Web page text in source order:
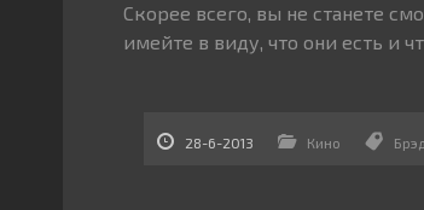
Скорее всего, вы не станете
имейте в виду, что они есть и
28-6-2013 Кино